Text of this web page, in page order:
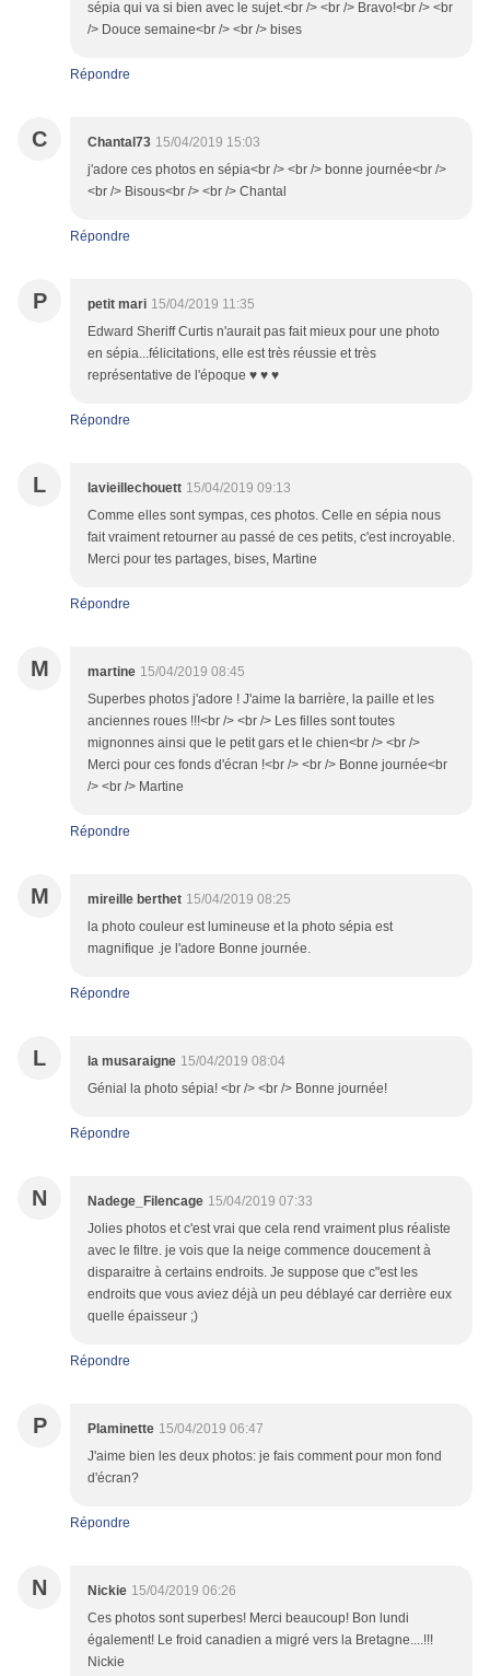
sépia qui va si bien avec le sujet.<br /> <br /> Bravo!<br /> <br
/> Douce semaine<br /> <br /> bises
Répondre
C Chantal73 15/04/2019 15:03
j'adore ces photos en sépia<br /> <br /> bonne journée<br />
<br /> Bisous<br /> <br /> Chantal
Répondre
P petit mari 15/04/2019 11:35
Edward Sheriff Curtis n'aurait pas fait mieux pour une photo
en sépia...félicitations, elle est très réussie et très
représentative de l'époque ♥ ♥ ♥
Répondre
L lavieillechouett 15/04/2019 09:13
Comme elles sont sympas, ces photos. Celle en sépia nous
fait vraiment retourner au passé de ces petits, c'est incroyable.
Merci pour tes partages, bises, Martine
Répondre
M martine 15/04/2019 08:45
Superbes photos j'adore ! J'aime la barrière, la paille et les
anciennes roues !!!<br /> <br /> Les filles sont toutes
mignonnes ainsi que le petit gars et le chien<br /> <br />
Merci pour ces fonds d'écran !<br /> <br /> Bonne journée<br
/> <br /> Martine
Répondre
M mireille berthet 15/04/2019 08:25
la photo couleur est lumineuse et la photo sépia est
magnifique .je l'adore Bonne journée.
Répondre
L la musaraigne 15/04/2019 08:04
Génial la photo sépia! <br /> <br /> Bonne journée!
Répondre
N Nadege_Filencage 15/04/2019 07:33
Jolies photos et c'est vrai que cela rend vraiment plus réaliste
avec le filtre. je vois que la neige commence doucement à
disparaitre à certains endroits. Je suppose que c"est les
endroits que vous aviez déjà un peu déblayé car derrière eux
quelle épaisseur ;)
Répondre
P Plaminette 15/04/2019 06:47
J'aime bien les deux photos: je fais comment pour mon fond
d'écran?
Répondre
N Nickie 15/04/2019 06:26
Ces photos sont superbes! Merci beaucoup! Bon lundi
également! Le froid canadien a migré vers la Bretagne....!!!
Nickie